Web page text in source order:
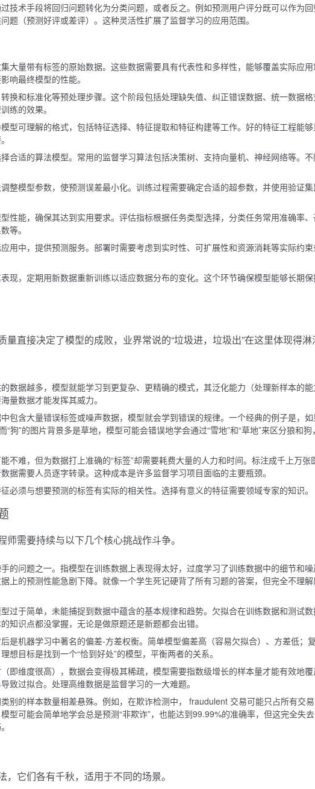
技术手段将回归问题转化为分类问题，或者反之。例如预测用户评分既可以作为回
题（预测好评或差评）。这种灵活性扩展了监督学习的应用范围。
大量带有标签的原始数据。这些数据需要具有代表性和多样性，能够覆盖实际应用
响最终模型的性能。
换和标准化等预处理步骤。这个阶段包括处理缺失值、纠正错误数据、统一数据
练的效果。
型可理解的格式，包括特征选择、特征提取和特征构建等工作。好的特征工程能
合适的算法模型。常用的监督学习算法包括决策树、支持向量机、神经网络等。
整模型参数，使预测误差最小化。训练过程需要确定合适的超参数，并使用验证
性能，确保其达到实用要求。评估指标根据任务类型选择，分类任务常用准确率、
等。
用中，提供预测服务。部署时需要考虑到实时性、可扩展性和资源消耗等实际约
现，定期用新数据重新训练以适应数据分布的变化。这个环节确保模型能够长期保
直接决定了模型的成败，业界常说的“垃圾进，垃圾出”在这里体现得淋
数据越多，模型就能学习到更复杂、更精确的模式，其泛化能力（处理新样本的能
量数据才能发挥其威力。
包含大量错误标签或噪声数据，模型就会学到错误的规律。一个经典的例子是，
“狗”的图片背景多是草地，模型可能会错误地学会通过“雪地”和“草地”来区分狼和狗
不难，但为数据打上准确的“标签”却需要耗费大量的人力和时间。标注成千上万张
据需要人员逐字转录。这种成本是许多监督学习项目面临的主要瓶颈。
必须与想要预测的标签有实际的相关性。选择有意义的特征需要领域专家的知识。
需要持续与以下几个核心挑战作斗争。
的问题之一。指模型在训练数据上表现得太好，过度学习了训练数据中的细节和噪
上的预测性能急剧下降。就像一个学生死记硬背了所有习题的答案，但完全不理
过于简单，未能捕捉到数据中蕴含的基本规律和趋势。欠拟合在训练数据和测试数
知识点都没掌握，无论是做原题还是新题都会出错。
是机器学习中著名的偏差-方差权衡。简单模型偏差高（容易欠拟合）、方差低；
想目标是找到一个“恰到好处”的模型，平衡两者的关系。
即维度很高），数据会变得极其稀疏，模型需要指数级增长的样本量才能有效地
致过拟合。处理高维数据是监督学习的一大难题。
别的样本数量相差悬殊。例如，在欺诈检测中， fraudulent 交易可能只占所有交
型可能会简单地学会总是预测“非欺诈”，也能达到99.99%的准确率，但这完全失
它们各有千秋，适用于不同的场景。